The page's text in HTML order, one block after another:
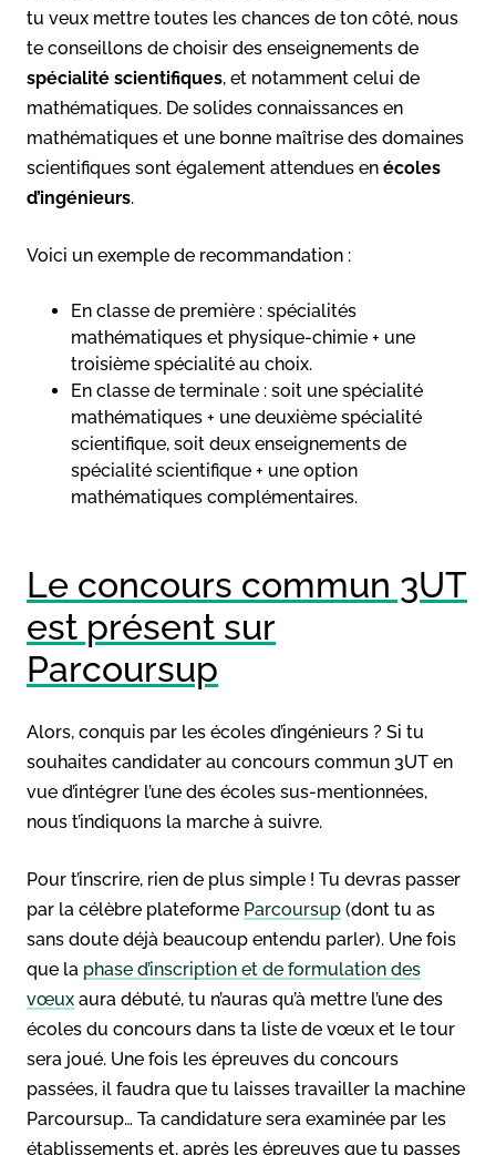
tu veux mettre toutes les chances de ton côté, nous
te conseillons de choisir des enseignements de
spécialité scientifiques, et notamment celui de
mathématiques. De solides connaissances en
mathématiques et une bonne maîtrise des domaines
scientifiques sont également attendues en écoles
d’ingénieurs.
Voici un exemple de recommandation :
En classe de première : spécialités
mathématiques et physique-chimie + une
troisième spécialité au choix.
En classe de terminale : soit une spécialité
mathématiques + une deuxième spécialité
scientifique, soit deux enseignements de
spécialité scientifique + une option
mathématiques complémentaires.
Le concours commun 3UT
est présent sur
Parcoursup
Alors, conquis par les écoles d’ingénieurs ? Si tu
souhaites candidater au concours commun 3UT en
vue d’intégrer l’une des écoles sus-mentionnées,
nous t’indiquons la marche à suivre.
Pour t’inscrire, rien de plus simple ! Tu devras passer
par la célèbre plateforme Parcoursup (dont tu as
sans doute déjà beaucoup entendu parler). Une fois
que la phase d’inscription et de formulation des
vœux aura débuté, tu n’auras qu’à mettre l’une des
écoles du concours dans ta liste de vœux et le tour
sera joué. Une fois les épreuves du concours
passées, il faudra que tu laisses travailler la machine
Parcoursup… Ta candidature sera examinée par les
établissements et, après les épreuves que tu passes